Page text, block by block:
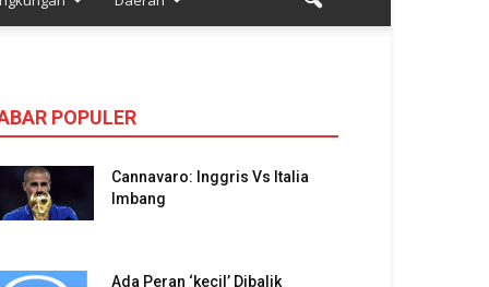
POPULER
Cannavaro: Inggris Vs Italia
Imbang
Ada Peran ‘kecil’ Dibalik